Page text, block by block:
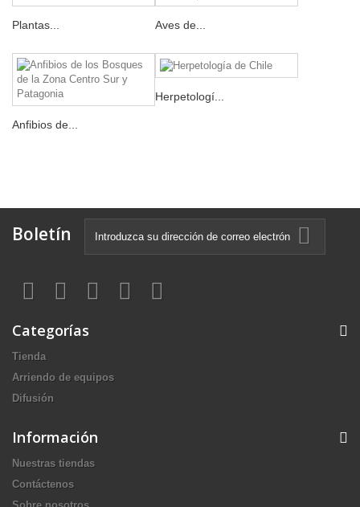
Plantas... Aves de...
Anfibios de...
Herpetologí...
Boletín
Categorías
Tienda
Arriendo de equipos
Difusión
Información
Nuestras tiendas
Contáctenos